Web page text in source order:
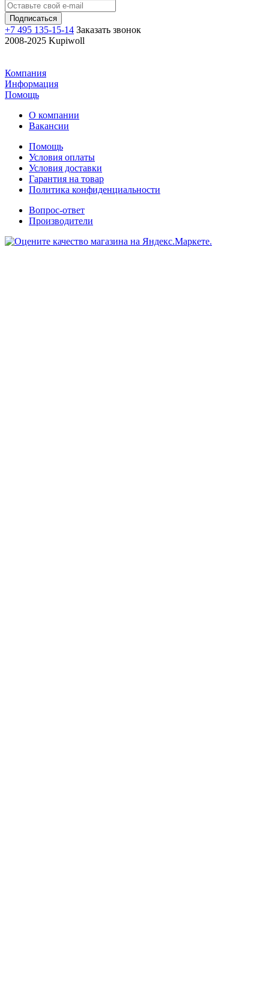
+7 495 135-15-14 Заказать звонок
2008-2025 Kupiwoll
Компания
Информация
Помощь
О компании
Вакансии
Помощь
Условия оплаты
Условия доставки
Гарантия на товар
Политика конфиденциальности
Вопрос-ответ
Производители